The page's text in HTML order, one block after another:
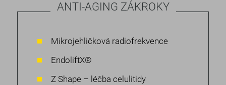
ANTI-AGING ZÁKROKY
Mikrojehličková radiofrekvence
EndoliftX®
Z Shape – léčba celulitidy